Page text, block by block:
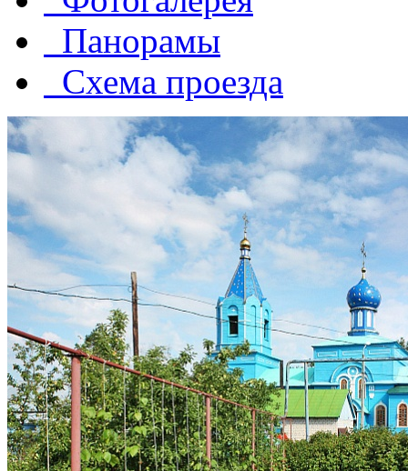
Панорамы
Схема проезда